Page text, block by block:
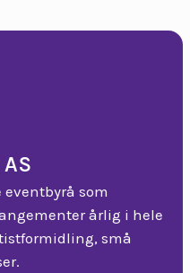
som
årlig i hele
små